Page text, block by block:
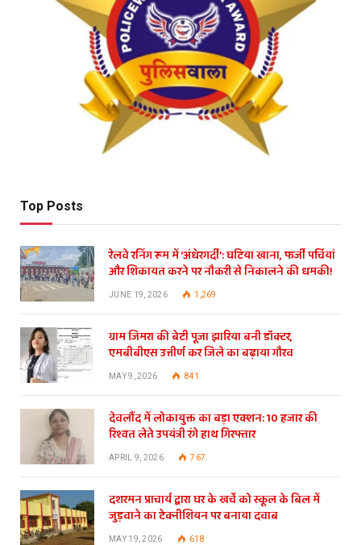
Top Posts
रेलवे रनिंग रूम में ‘अंधेरगर्दी’: घटिया खाना, फर्जी पर्चियां
और शिकायत करने पर नौकरी से निकालने की धमकी!
JUNE 19, 2026 1,269
ग्राम जिमरा की बेटी पूजा झारिया बनी डॉक्टर,
एमबीबीएस उत्तीर्ण कर जिले का बढ़ाया गौरव
MAY 9, 2026 841
देवलौंद में लोकायुक्त का बड़ा एक्शन: 10 हजार की
रिश्वत लेते उपयंत्री रंगे हाथ गिरफ्तार
APRIL 9, 2026 767
दशरमन प्राचार्य द्वारा घर के खर्चे को स्कूल के बिल में
जुड़वाने का टेक्नीशियन पर बनाया दवाब
MAY 19, 2026 618